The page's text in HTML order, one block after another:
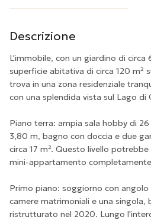
Descrizione
L'immobile, con un giardino di circa
superficie abitativa di circa 120 m²
trova in una zona residenziale
con una splendida vista sul Lago di
Piano terra: ampia sala hobby di
3,80 m, bagno con doccia e due
circa 17 m². Questo livello
mini-appartamento
Primo piano: soggiorno con
camere matrimoniali e una singola,
ristrutturato nel 2020. Lungo